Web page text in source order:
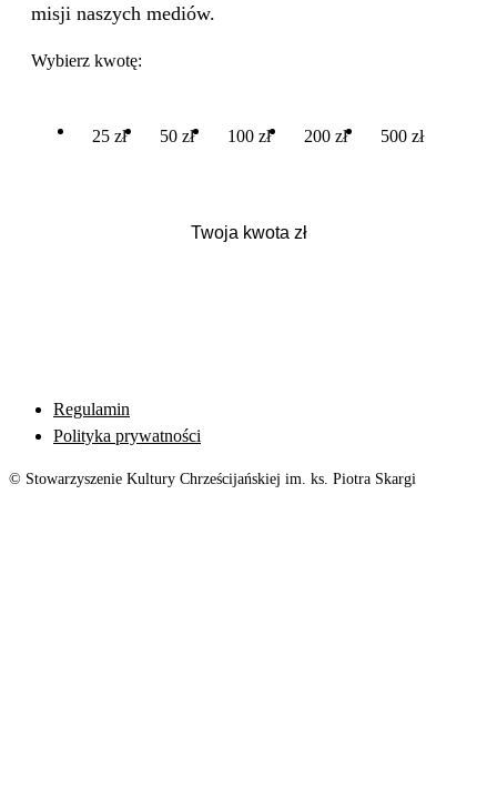
misji naszych mediów.
Wybierz kwotę:
25 zł 50 zł 100 zł 200 zł 500 zł
Regulamin
Polityka prywatności
© Stowarzyszenie Kultury Chrześcijańskiej im. ks. Piotra Skargi